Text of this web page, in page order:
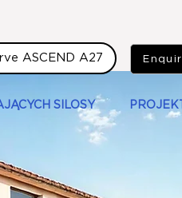
ASCEND A27
SILOSY